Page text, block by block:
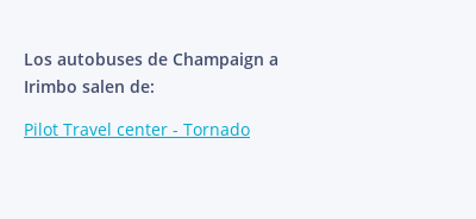
Los autobuses de Champaign a
Irimbo salen de:
Pilot Travel center - Tornado